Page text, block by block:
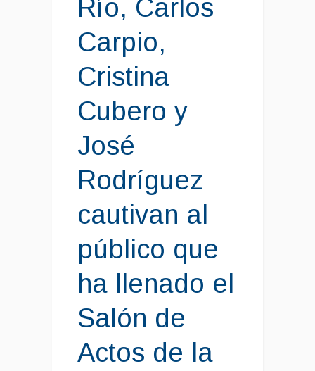
Río, Carlos
Carpio,
Cristina
Cubero y
José
Rodríguez
cautivan al
público que
ha llenado el
Salón de
Actos de la